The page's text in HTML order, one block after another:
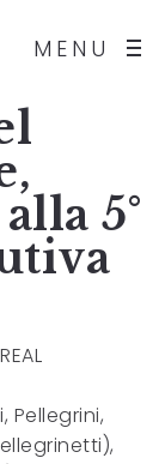
MENU
5°
REAL
Pellegrini,